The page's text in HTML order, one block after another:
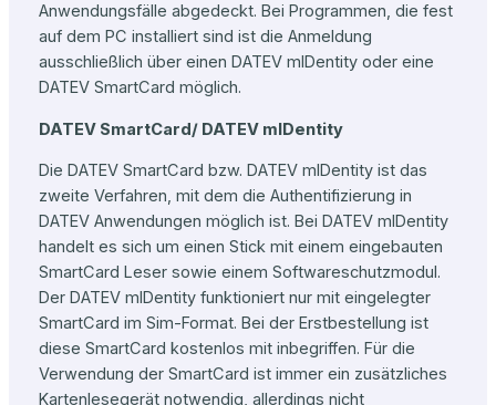
Anwendungsfälle abgedeckt. Bei Programmen, die fest
auf dem PC installiert sind ist die Anmeldung
ausschließlich über einen DATEV mIDentity oder eine
DATEV SmartCard möglich.
DATEV SmartCard/ DATEV mIDentity
Die DATEV SmartCard bzw. DATEV mIDentity ist das
zweite Verfahren, mit dem die Authentifizierung in
DATEV Anwendungen möglich ist. Bei DATEV mIDentity
handelt es sich um einen Stick mit einem eingebauten
SmartCard Leser sowie einem Softwareschutzmodul.
Der DATEV mIDentity funktioniert nur mit eingelegter
SmartCard im Sim-Format. Bei der Erstbestellung ist
diese SmartCard kostenlos mit inbegriffen. Für die
Verwendung der SmartCard ist immer ein zusätzliches
Kartenlesegerät notwendig, allerdings nicht